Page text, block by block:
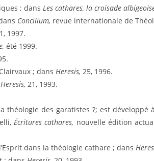
; dans Les cathares, la croisade
Concilium, revue internationale de
1997.
été 1999.
; dans Heresis, 25, 1996.
Heresis, 21, 1993.
théologie des garatistes ?; est développé
Écritures cathares, nouvelle édition
dans la théologie cathare ; dans